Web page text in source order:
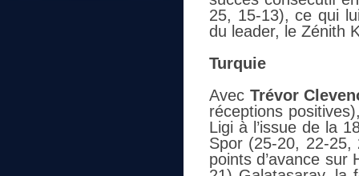
25, 15-13), ce qui
du leader, le Zénith
Turquie
Avec Trévor
réceptions
Ligi à l’issue de la
Spor (25-20, 22-25,
points d’avance